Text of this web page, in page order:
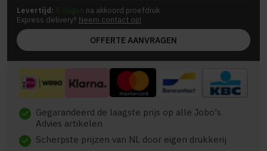
Levertijd: 5 dagen na akkoord proefdruk
Express delivery? Neem contact op!
OFFERTE AANVRAGEN
check Gegarandeerd de laagste prijs op alle Jobo's
Advies artikelen
check Scherpste prijzen van NL door eigen drukkerij